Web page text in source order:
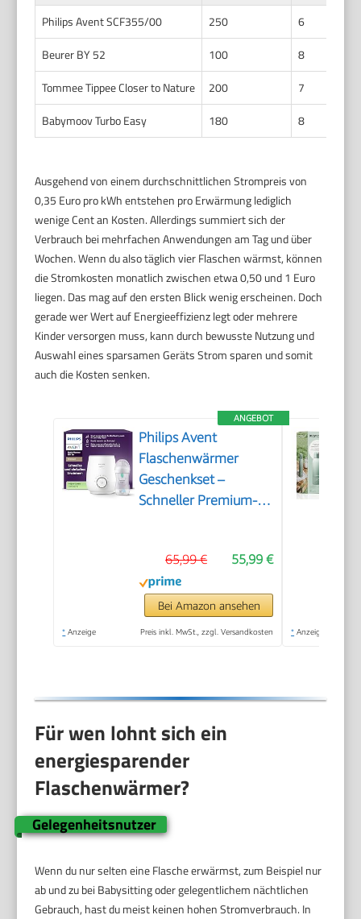
Philips Avent SCF355/00
250
6
Beurer BY 52
100
8
Tommee Tippee Closer to Nature
200
7
Babymoov Turbo Easy
180 8
Ausgehend von einem durchschnittlichen Strompreis von
0,35 Euro pro kWh entstehen pro Erwärmung lediglich
wenige Cent an Kosten. Allerdings summiert sich der
Verbrauch bei mehrfachen Anwendungen am Tag und über
Wochen. Wenn du also täglich vier Flaschen wärmst, können
die Stromkosten monatlich zwischen etwa 0,50 und 1 Euro
liegen. Das mag auf den ersten Blick wenig erscheinen. Doch
gerade wer Wert auf Energieeffizienz legt oder mehrere
Kinder versorgen muss, kann durch bewusste Nutzung und
Auswahl eines sparsamen Geräts Strom sparen und somit
auch die Kosten senken.
ANGEBOT
Philips Avent
Flaschenwärmer
Geschenkset –
Schneller Premium-
Babyflasche,
intelligente
Temperaturregelung,
automatische
55,99 €
65,99 €
Bei Amazon ansehen
* Anzeige Preis inkl. MwSt., zzgl. Versandkosten * Anzeige
Für wen lohnt sich ein
energiesparender
Flaschenwärmer?
Gelegenheitsnutzer
Wenn du nur selten eine Flasche erwärmst, zum Beispiel nur
ab und zu bei Babysitting oder gelegentlichem nächtlichen
Gebrauch, hast du meist keinen hohen Stromverbrauch. In